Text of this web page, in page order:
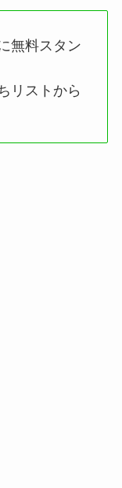
無料スタン
リストから